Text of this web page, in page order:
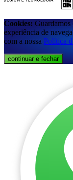
Cookies: Guardamos
experiência de
com a nossa Política
continuar e fechar